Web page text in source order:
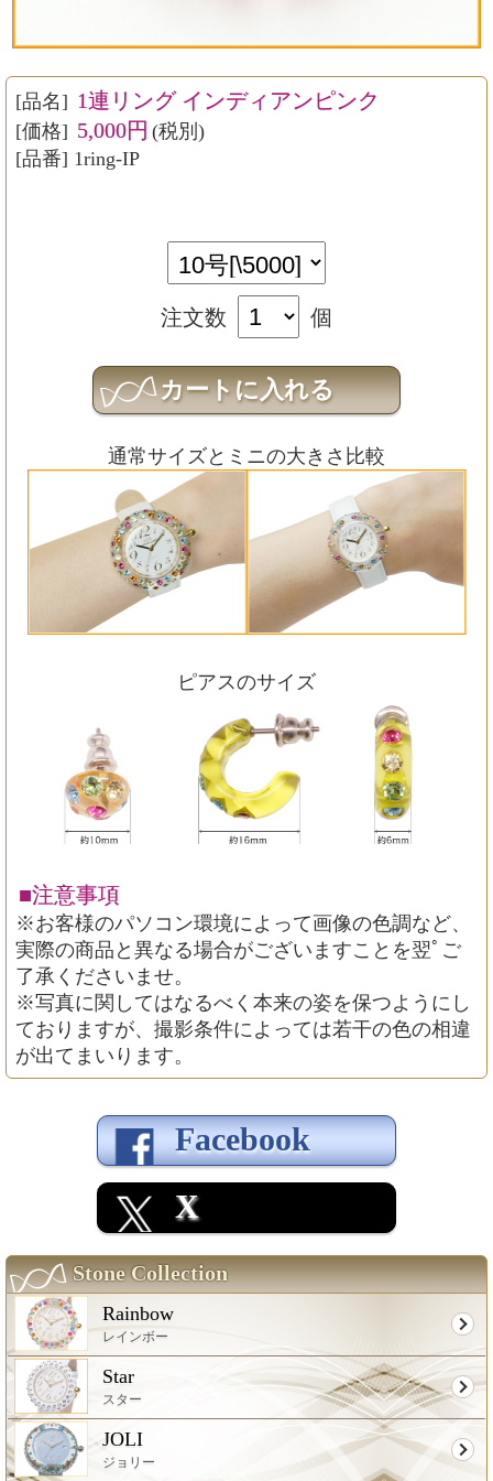
[品名] 1連リング インディアンピンク
[価格] 5,000円 (税別)
[品番] 1ring-IP
注文数 個
通常サイズとミニの大きさ比較
ピアスのサイズ
■注意事項
※お客様のパソコン環境によって画像の色調など、
実際の商品と異なる場合がございますことを翌ﾟご
了承くださいませ。
※写真に関してはなるべく本来の姿を保つようにし
ておりますが、撮影条件によっては若干の色の相違
が出てまいります。
Facebook
X
Stone Collection
Rainbow
レインボー
Star
スター
JOLI
ジョリー